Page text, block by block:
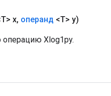
x, операнд <T> y)
Xlog1py.